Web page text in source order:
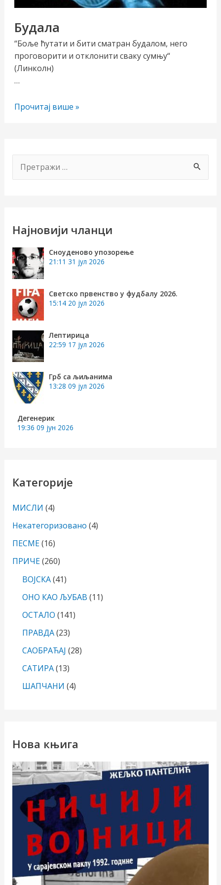
Будала
“Боље ћутати и бити сматран будалом, него
проговорити и отклонити сваку сумњу“
(Линколн)
…
Будала
Прочитај више »
р
р
г
а
з
:
Најновији чланци
Сноуденово упозорење
21:11 31 јул 2026
Светско првенство у фудбалу 2026.
15:14 20 јул 2026
Лептирица
22:59 17 јул 2026
Грб са љиљанима
13:28 09 јул 2026
Дегенерик
19:36 09 јун 2026
Категорије
МИСЛИ (4)
Некатегоризовано (4)
ПЕСМЕ(16)
ПРИЧЕ(260)
ВОЈСКА(41)
ОНО КАО ЉУБАВ (11)
ОСТАЛО (141)
ПРАВДА(23)
САОБРАЋАЈ (28)
САТИРА(13)
ШАПЧАНИ (4)
Нова књига